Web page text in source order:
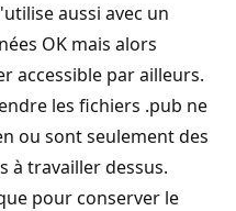
aussi avec un
OK mais alors
accessible par ailleurs.
les fichiers .pub ne
ou sont seulement des
à travailler dessus.
pour conserver le